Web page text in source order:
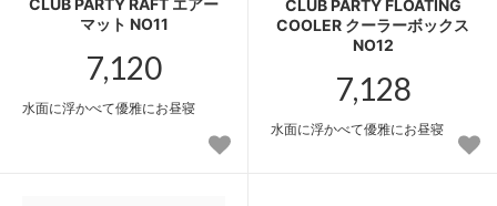
CLUB PARTY RAFT エアー
マット NO11
7,120
水面に浮かべて優雅にお昼寝
CLUB PARTY FLOATING
COOLER クーラーボックス
NO12
7,128
水面に浮かべて優雅にお昼寝